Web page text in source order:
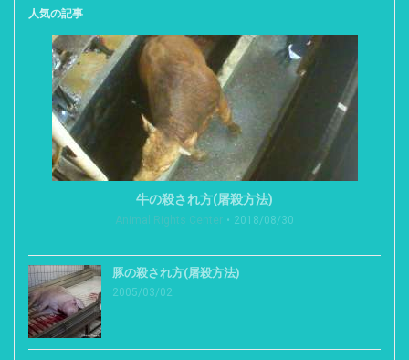
人気の記事
牛の殺され方(屠殺方法)
Animal Rights Center 2018/08/30
豚の殺され方(屠殺方法)
2005/03/02